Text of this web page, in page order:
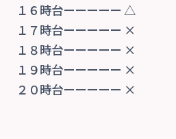
１６時台ーーーーー △
１７時台ーーーーー ×
１８時台ーーーーー ×
１９時台ーーーーー ×
２０時台ーーーーー ×